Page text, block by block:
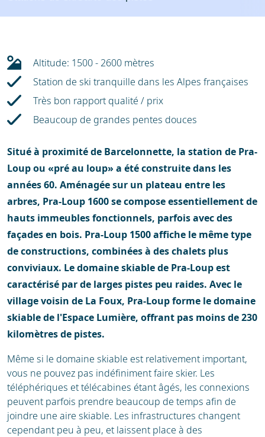
Location
Location de ski
Altitude: 1500 - 2600 mètres
Station de ski tranquille dans les Alpes françaises
Très bon rapport qualité / prix
Beaucoup de grandes pentes douces
Situé à proximité de Barcelonnette, la station de Pra-
Loup ou «pré au loup» a été construite dans les
années 60. Aménagée sur un plateau entre les
arbres, Pra-Loup 1600 se compose essentiellement de
hauts immeubles fonctionnels, parfois avec des
façades en bois. Pra-Loup 1500 affiche le même type
de constructions, combinées à des chalets plus
conviviaux. Le domaine skiable de Pra-Loup est
caractérisé par de larges pistes peu raides. Avec le
village voisin de La Foux, Pra-Loup forme le domaine
skiable de l'Espace Lumière, offrant pas moins de 230
kilomètres de pistes.
Même si le domaine skiable est relativement important,
vous ne pouvez pas indéfiniment faire skier. Les
téléphériques et télécabines étant âgés, les connexions
peuvent parfois prendre beaucoup de temps afin de
joindre une aire skiable. Les infrastructures changent
cependant peu à peu, et laissent place à des